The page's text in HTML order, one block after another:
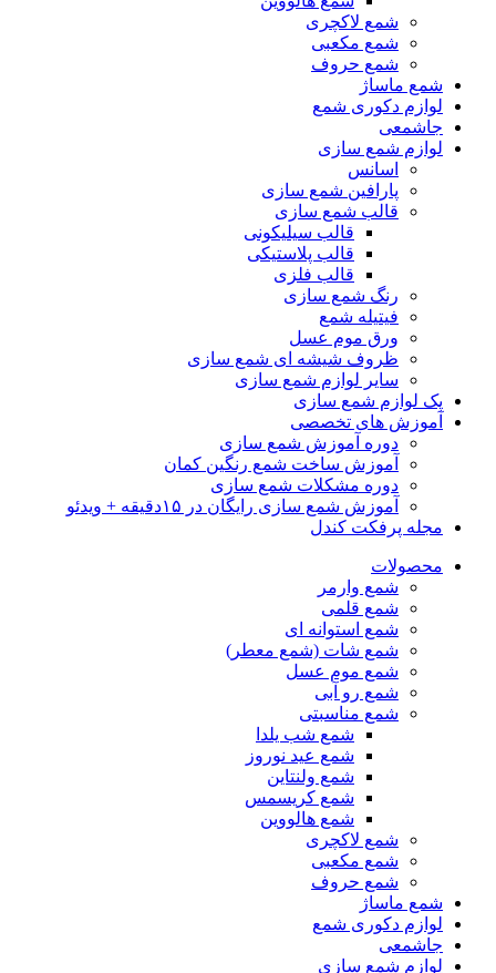
شمع لاکچری
شمع مکعبی
شمع حروف
شمع ماساژ
لوازم دکوری شمع
جاشمعی
لوازم شمع سازی
اسانس
پارافین شمع سازی
قالب شمع سازی
قالب سیلیکونی
قالب پلاستیکی
قالب فلزی
رنگ شمع سازی
فیتیله شمع
ورق موم عسل
ظروف شیشه ای شمع سازی
سایر لوازم شمع سازی
پک لوازم شمع سازی
آموزش های تخصصی
دوره آموزش شمع سازی
آموزش ساخت شمع رنگین کمان
دوره مشکلات شمع سازی
آموزش شمع سازی رایگان در ۱۵دقیقه + ویدئو
مجله پرفکت کندل
محصولات
شمع وارمر
شمع قلمی
شمع استوانه ای
شمع شات (شمع معطر)
شمع موم عسل
شمع رو آبی
شمع مناسبتی
شمع شب یلدا
شمع عید نوروز
شمع ولنتاین
شمع کریسمس
شمع هالووین
شمع لاکچری
شمع مکعبی
شمع حروف
شمع ماساژ
لوازم دکوری شمع
جاشمعی
لوازم شمع سازی